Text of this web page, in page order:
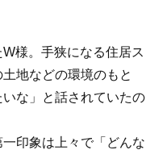
様。手狭になる住居ス
地などの環境のもと
いな」と話されていたの
印象は上々で「どんな